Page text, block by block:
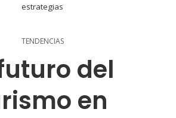
estrategias
TENDENCIAS
del
en